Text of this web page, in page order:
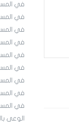
في
في
في
في
في
في
في
في
في
الوعي